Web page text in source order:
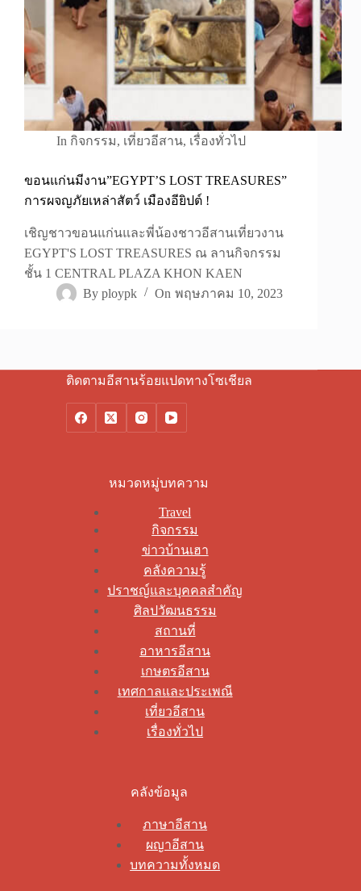
In กิจกรรม, เที่ยวอีสาน, เรื่องทั่วไป
ขอนแก่นมีงาน”EGYPT’S LOST TREASURES”
การผจญภัยเหล่าสัตว์ เมืองอียิปต์ !
เชิญชาวขอนแก่นและพี่น้องชาวอีสานเที่ยวงาน
EGYPT'S LOST TREASURES ณ ลานกิจกรรม
ชั้น 1 CENTRAL PLAZA KHON KAEN
By ploypk On พฤษภาคม 10, 2023
ติดตามอีสานร้อยแปดทางโซเชียล
หมวดหมู่บทความ
Travel
กิจกรรม
ข่าวบ้านเฮา
คลังความรู้
ปราชญ์และบุคคลสำคัญ
ศิลปวัฒนธรรม
สถานที่
อาหารอีสาน
เกษตรอีสาน
เทศกาลและประเพณี
เที่ยวอีสาน
เรื่องทั่วไป
คลังข้อมูล
ภาษาอีสาน
ผญาอีสาน
บทความทั้งหมด